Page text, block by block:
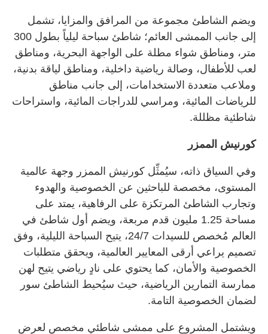
ويضم الشاطئ مجموعة من المرافق والمزايا، تشمل
إلى جانب الممشى العائم؛ شاطئ سباحة ليلياً بطول 300
متر، ومناطق شواء مطلة على الواجهة البحرية، ومناطق
لعب للأطفال، وصالة رياضية داخلية، ومناطق لياقة بدنية،
وملاعب متعددة الاستخدامات، إلى جانب مناطق
للرياضات المائية، ومراسي للدراجات المائية، واستراحات
شاطئية مظللة.
كورنيش الممزر
وفي السياق ذاته، سيُمثِّل كورنيش الممزر وجهة عالمية
المستوى، مخصصة للباحثين عن الخصوصية والهدوء
وتجارب الشاطئ المرتكزة على الرفاهية، يمتد على
مساحة 1.25 مليون قدم مربعة، ويضم أول شاطئ في
العالم مُخصص للسيدات 24/7، يتيح السباحة الليلية، وفق
تصميم يراعي أرقى المعايير العالمية، ويحقق متطلبات
الخصوصية والأمان، كما يحتوي على نادٍ رياضي يتيح لهن
ممارسة التمارين الرياضية، حيث سيُحيط الشاطئ سور
لضمان الخصوصية التامة.
ويشتمل المشروع على ممشى شاطئي مخصص لعرض